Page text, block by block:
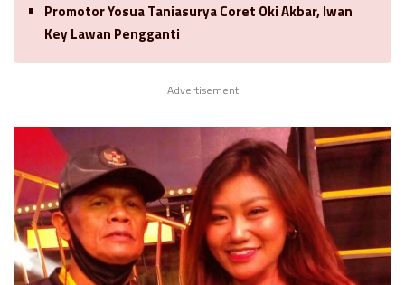
Promotor Yosua Taniasurya Coret Oki Akbar, Iwan
Key Lawan Pengganti
Advertisement